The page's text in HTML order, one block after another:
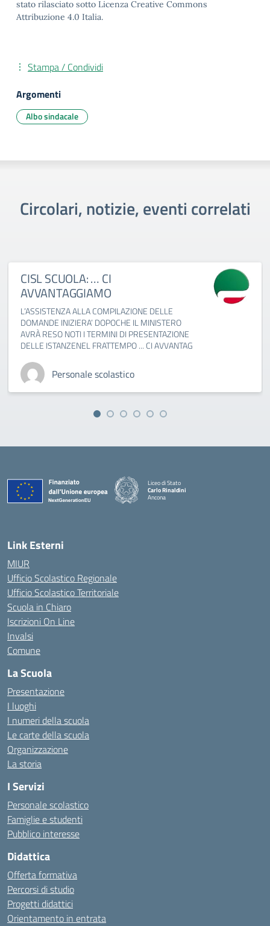
stato rilasciato sotto Licenza Creative Commons
Attribuzione 4.0 Italia.
Stampa / Condividi
Argomenti
Albo sindacale
Circolari, notizie, eventi correlati
CISL SCUOLA: … CI
AVVANTAGGIAMO
L’ASSISTENZA ALLA COMPILAZIONE DELLE
DOMANDE INIZIERA’ DOPOCHE IL MINISTERO
AVRÀ RESO NOTI I TERMINI DI PRESENTAZIONE
DELLE ISTANZENEL FRATTEMPO ... CI AVVANTAG
Personale scolastico
Liceo di Stato
Carlo Rinaldini
Ancona
Link Esterni
MIUR
Ufficio Scolastico Regionale
Ufficio Scolastico Territoriale
Scuola in Chiaro
Iscrizioni On Line
Invalsi
Comune
La Scuola
Presentazione
I luoghi
I numeri della scuola
Le carte della scuola
Organizzazione
La storia
I Servizi
Personale scolastico
Famiglie e studenti
Pubblico interesse
Didattica
Offerta formativa
Percorsi di studio
Progetti didattici
Orientamento in entrata